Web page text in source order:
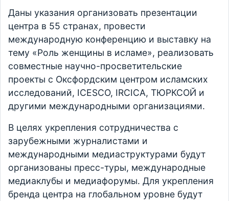
Даны указания организовать презентации
центра в 55 странах, провести
международную конференцию и выставку на
тему «Роль женщины в исламе», реализовать
совместные научно-просветительские
проекты с Оксфордским центром исламских
исследований, ICESCO, IRCICA, ТЮРКСОЙ и
другими международными организациями.
В целях укрепления сотрудничества с
зарубежными журналистами и
международными медиаструктурами будут
организованы пресс-туры, международные
медиаклубы и медиафорумы. Для укрепления
бренда центра на глобальном уровне будут